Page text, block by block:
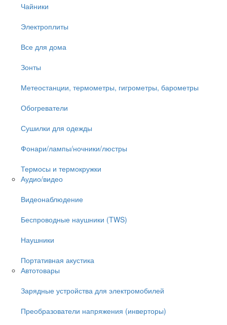
Чайники
Электроплиты
Все для дома
Зонты
Метеостанции, термометры, гигрометры, барометры
Обогреватели
Сушилки для одежды
Фонари/лампы/ночники/люстры
Термосы и термокружки
Аудио/видео
Видеонаблюдение
Беспроводные наушники (TWS)
Наушники
Портативная акустика
Автотовары
Зарядные устройства для электромобилей
Преобразователи напряжения (инверторы)